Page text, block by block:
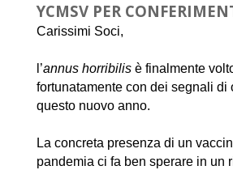
YCMSV PER
Carissimi Soci,
l’annus horribilisè finalmente
fortunatamente con dei segnali di
questo nuovo anno.
La concreta presenza di un
pandemia ci fa ben sperare in un